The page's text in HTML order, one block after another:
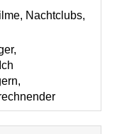
Nachtclubs,